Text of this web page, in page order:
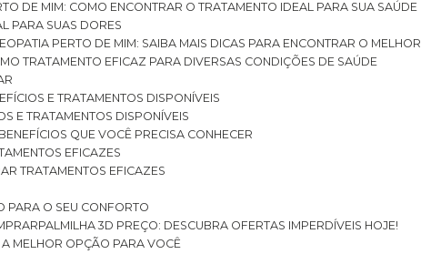
DE MIM: COMO ENCONTRAR O TRATAMENTO IDEAL PARA SUA SAÚDE
PARA SUAS DORES
PERTO DE MIM: SAIBA MAIS DICAS PARA ENCONTRAR O MELHOR
TRATAMENTO EFICAZ PARA DIVERSAS CONDIÇÕES DE SAÚDE
E TRATAMENTOS DISPONÍVEIS
E TRATAMENTOS DISPONÍVEIS
BENEFÍCIOS QUE VOCÊ PRECISA CONHECER
EFICAZES
TRATAMENTOS EFICAZES
PARA O SEU CONFORTO
PALMILHA 3D PREÇO: DESCUBRA OFERTAS IMPERDÍVEIS HOJE!
A MELHOR OPÇÃO PARA VOCÊ